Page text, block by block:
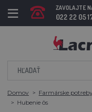
ZAVOLAJTE
022 22 05
Domov Farmárske
Hubenie ôs